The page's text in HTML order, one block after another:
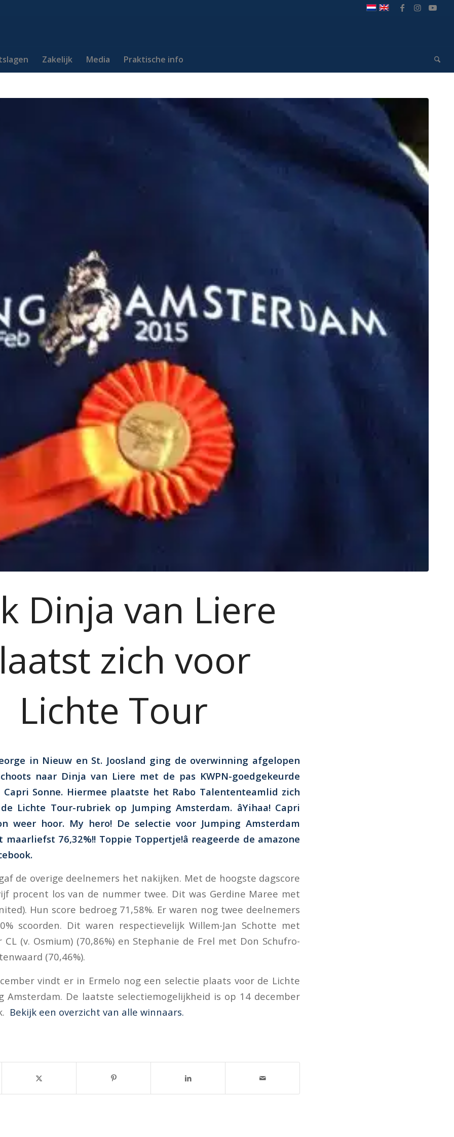
Zakelijk Media Praktische info
Dinja van Liere
zich voor
Lichte Tour
in Nieuw en St. Joosland ging de overwinning afgelopen
naar Dinja van Liere met de pas KWPN-goedgekeurde
Capri Sonne. Hiermee plaatste het Rabo Talententeamlid zich
Lichte Tour-rubriek op Jumping Amsterdam. âYihaa! Capri
weer hoor. My hero! De selectie voor Jumping Amsterdam
76,32%!! Toppie Toppertje!â reageerde de amazone
de overige deelnemers het nakijken. Met de hoogste dagscore
procent los van de nummer twee. Dit was Gerdine Maree met
Hun score bedroeg 71,58%. Er waren nog twee deelnemers
scoorden. Dit waren respectievelijk Willem-Jan Schotte met
CL (v. Osmium) (70,86%) en Stephanie de Frel met Don Schufro-
(70,46%).
vindt er in Ermelo nog een selectie plaats voor de Lichte
Amsterdam. De laatste selectiemogelijkheid is op 14 december
Bekijk een overzicht van alle winnaars.